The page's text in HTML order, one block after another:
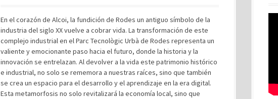
En el corazón de Alcoi, la fundición de Rodes un antiguo símbolo de la
industria del siglo XX vuelve a cobrar vida. La transformación de este
complejo industrial en el Parc Tecnològic Urbà de Rodes representa un
valiente y emocionante paso hacia el futuro, donde la historia y la
innovación se entrelazan. Al devolver a la vida este patrimonio histórico
e industrial, no solo se rememora a nuestras raíces, sino que también
se crea un espacio para el desarrollo y el aprendizaje en la era digital.
Esta metamorfosis no solo revitalizará la economía local, sino que